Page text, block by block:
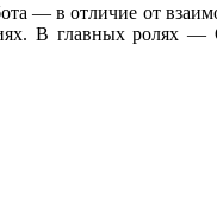
— в отличие от
В главных ролях